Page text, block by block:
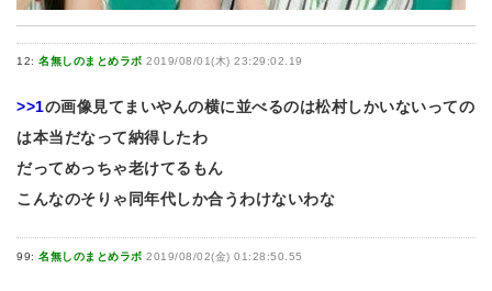
12: 名無しのまとめラボ 2019/08/01(木) 23:29:02.19
>>1の画像見てまいやんの横に並べるのは松村しかいないっての
は本当だなって納得したわ
だってめっちゃ老けてるもん
こんなのそりゃ同年代しか合うわけないわな
99: 名無しのまとめラボ 2019/08/02(金) 01:28:50.55